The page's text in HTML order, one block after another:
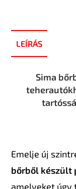
LEÍRÁS
Sima
Emelje új
bőrből készült
amelyeket úgy